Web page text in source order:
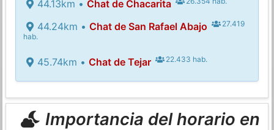
44.13km • Chat de Chacarita
44.24km • Chat de San Rafael Abajo
27.419
hab.
45.74km • Chat de Tejar 22.433 hab.
Importancia del horario en